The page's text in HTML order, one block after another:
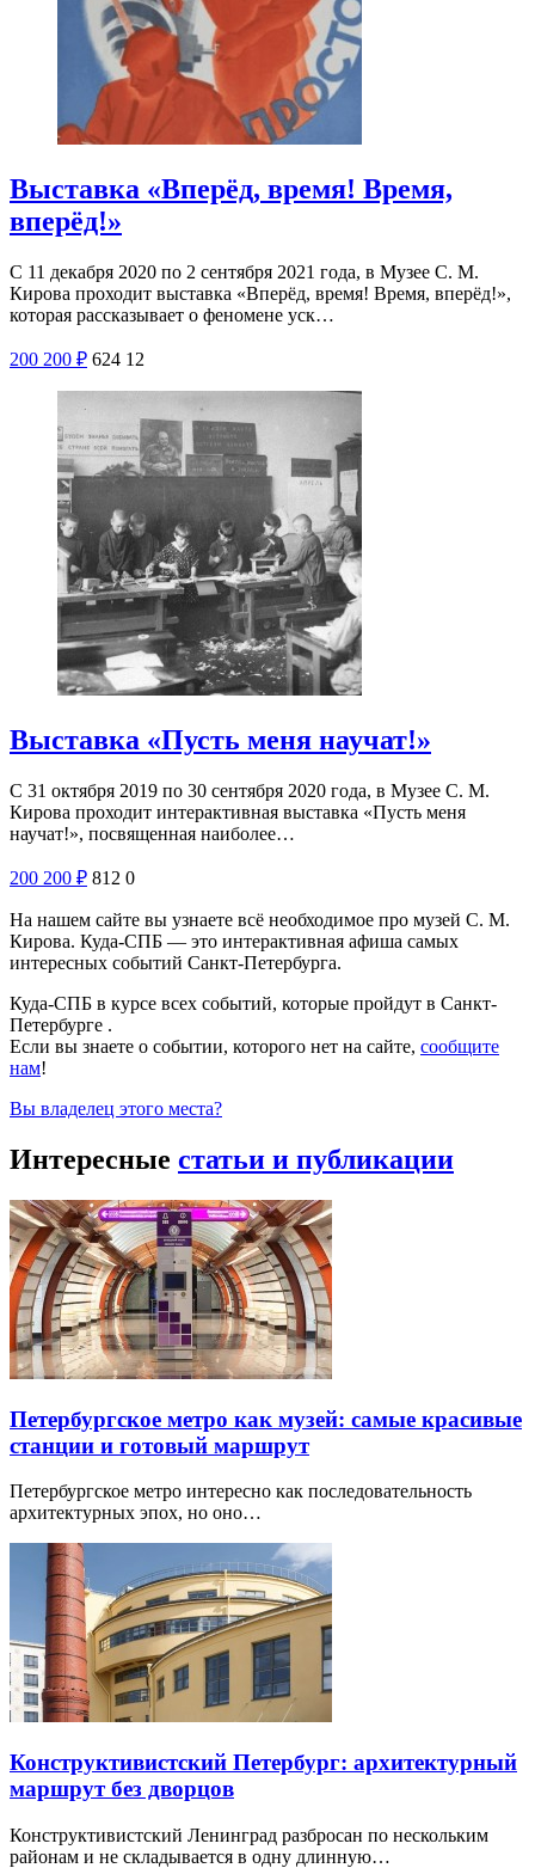
Выставка «Вперёд, время! Время,
вперёд!»
С 11 декабря 2020 по 2 сентября 2021 года, в Музее С. М.
Кирова проходит выставка «Вперёд, время! Время, вперёд!»,
которая рассказывает о феномене уск…
200 200 ₽ 624 12
Выставка «Пусть меня научат!»
С 31 октября 2019 по 30 сентября 2020 года, в Музее С. М.
Кирова проходит интерактивная выставка «Пусть меня
научат!», посвященная наиболее…
200 200 ₽ 812 0
На нашем сайте вы узнаете всё необходимое про музей С. М.
Кирова. Куда-СПБ — это интерактивная афиша самых
интересных событий Санкт-Петербурга.
Куда-СПБ в курсе всех событий, которые пройдут в Санкт-
Петербурге .
Если вы знаете о событии, которого нет на сайте, сообщите
нам!
Вы владелец этого места?
Интересные статьи и публикации
Петербургское метро как музей: самые красивые
станции и готовый маршрут
Петербургское метро интересно как последовательность
архитектурных эпох, но оно…
Конструктивистский Петербург: архитектурный
маршрут без дворцов
Конструктивистский Ленинград разбросан по нескольким
районам и не складывается в одну длинную…